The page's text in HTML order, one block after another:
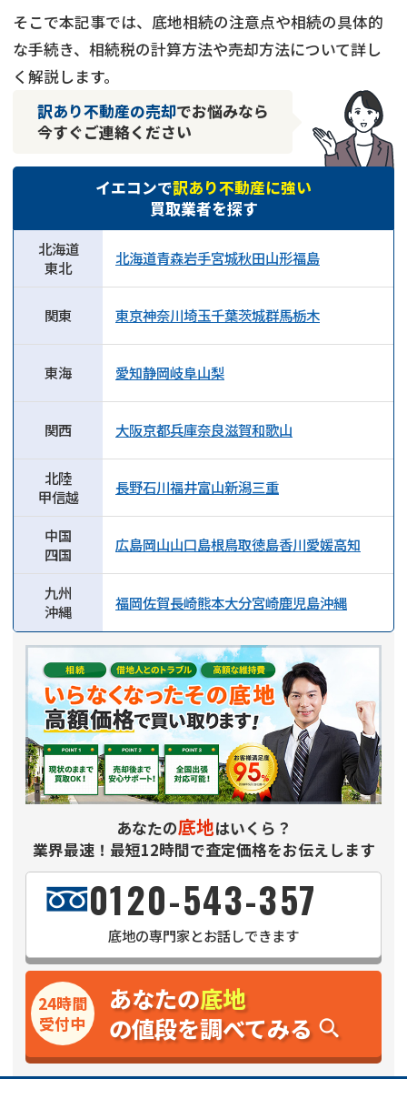
そこで本記事では、底地相続の注意点や相続の具体的
な手続き、相続税の計算方法や売却方法について詳し
く解説します。
訳あり不動産の売却でお悩みなら
今すぐご連絡ください
イエコンで訳あり不動産に強い
買取業者を探す
北海道
東北
北海道青森岩手宮城秋田山形福島
関東 東京神奈川埼玉千葉茨城群馬栃木
東海 愛知静岡岐阜山梨
関西 大阪京都兵庫奈良滋賀和歌山
北陸
甲信越
長野石川福井富山新潟三重
中国
四国
広島岡山山口島根鳥取徳島香川愛媛高知
九州
沖縄
福岡佐賀長崎熊本大分宮崎鹿児島沖縄
あなたの底地はいくら？
業界最速！最短12時間で査定価格をお伝えします
0120-543-357
底地の専門家とお話しできます
あなたの底地
の値段を調べてみる
24時間
受付中